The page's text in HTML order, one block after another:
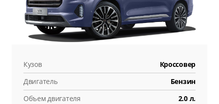
Кузов
Кроссовер
Двигатель
Бензин
Объем двигателя
2.0 л.